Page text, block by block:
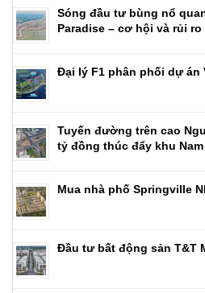
Sóng đầu tư bùng nổ
Paradise – cơ hội và rủi
Đại lý F1 phân phối dự án
Tuyến đường trên cao
tỷ đồng thúc đẩy khu
Mua nhà phố Springville
Đầu tư bất động sản T&T